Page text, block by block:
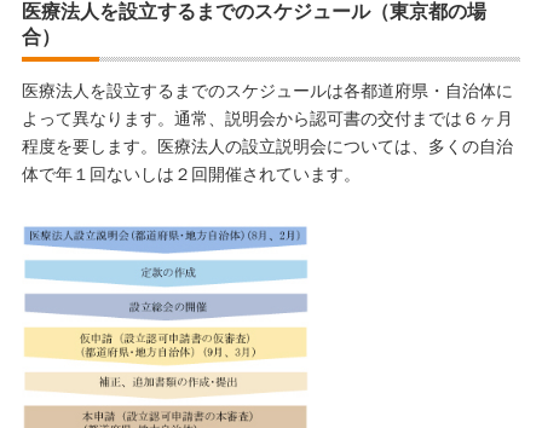
医療法人を設立するまでのスケジュール（東京都の場
合）
医療法人を設立するまでのスケジュールは各都道府県・自治体に
よって異なります。通常、説明会から認可書の交付までは６ヶ月
程度を要します。医療法人の設立説明会については、多くの自治
体で年１回ないしは２回開催されています。